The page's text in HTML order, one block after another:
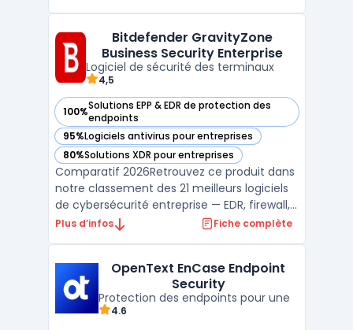
défense robuste contre les menaces
persistantes avancées (APT) ...
Bitdefender GravityZone
Business Security Enterprise
Logiciel de sécurité des terminaux
4,5
100%Solutions EPP & EDR de protection des
endpoints
— voir Bitdefender GravityZone Business Security
95%Logiciels antivirus pour entreprises
— voir Bitdefender GravityZone Business Security
80%Solutions XDR pour entreprises
— voir Bitdefender GravityZone Business Security
Comparatif 2026Retrouvez ce produit dans
notre classement des 21 meilleurs logiciels
de cybersécurité entreprise — EDR, firewall,
SIEM, XDR. ...
Plus d’infos Fiche complète
OpenText EnCase Endpoint
Security
Protection des endpoints pour une
4.6